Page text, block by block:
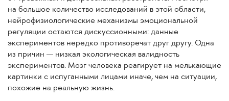
на большое количество исследований в этой области,
нейрофизиологические механизмы эмоциональной
регуляции остаются дискуссионными: данные
экспериментов нередко противоречат друг другу. Одна
из причин — низкая экологическая валидность
экспериментов. Мозг человека реагирует на мелькающие
картинки с испуганными лицами иначе, чем на ситуации,
похожие на реальную жизнь.